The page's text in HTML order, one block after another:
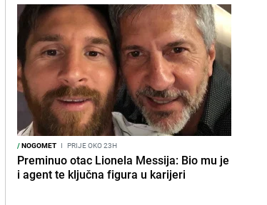
/NOGOMET I PRIJE OKO 23H
Preminuo otac Lionela Messija: Bio mu je
i agent te ključna figura u karijeri